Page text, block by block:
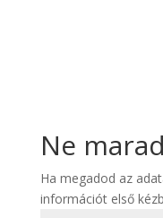
Ne
Ha megadod az
információt első